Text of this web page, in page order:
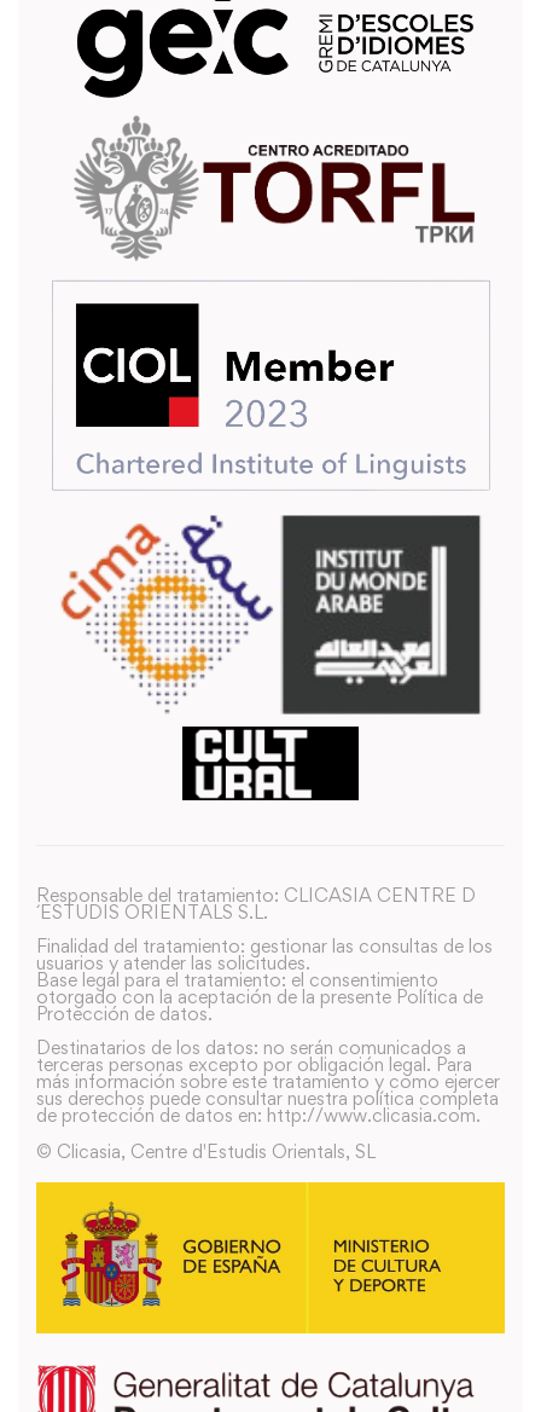
Responsable del tratamiento: CLICASIA CENTRE D
´ESTUDIS ORIENTALS S.L.
Finalidad del tratamiento: gestionar las consultas de los
usuarios y atender las solicitudes.
Base legal para el tratamiento: el consentimiento
otorgado con la aceptación de la presente Política de
Protección de datos.
Destinatarios de los datos: no serán comunicados a
terceras personas excepto por obligación legal. Para
más información sobre este tratamiento y como ejercer
sus derechos puede consultar nuestra política completa
de protección de datos en: http://www.clicasia.com.
© Clicasia, Centre d'Estudis Orientals, SL